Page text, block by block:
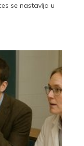
se nastavlja u